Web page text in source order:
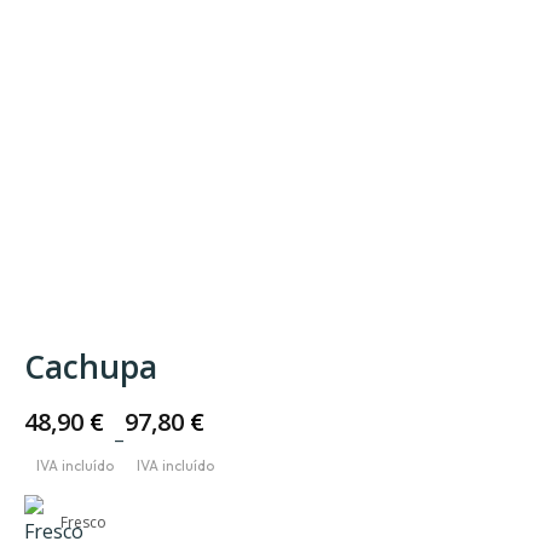
Cachupa
48,90 €
–
97,80 €
Price
range:
48,90 €
Fresco